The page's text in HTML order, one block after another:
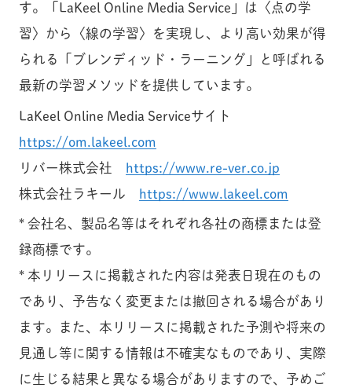
す。「LaKeel Online Media Service」は〈点の学
習〉から〈線の学習〉を実現し、より高い効果が得
られる「ブレンディッド・ラーニング」と呼ばれる
最新の学習メソッドを提供しています。
LaKeel Online Media Serviceサイト
https://om.lakeel.com
リバー株式会社 https://www.re-ver.co.jp
株式会社ラキール https://www.lakeel.com
* 会社名、製品名等はそれぞれ各社の商標または登
録商標です。
* 本リリースに掲載された内容は発表日現在のもの
であり、予告なく変更または撤回される場合があり
ます。また、本リリースに掲載された予測や将来の
見通し等に関する情報は不確実なものであり、実際
に生じる結果と異なる場合がありますので、予めご